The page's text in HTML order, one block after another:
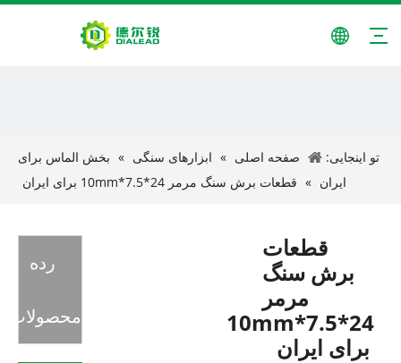
تو اینجایی: صفحه اصلی » ابزارهای سنگی » بخش الماس برای
ایران » قطعات برش سنگ مرمر 24*7.5*10mm برای ایران
رده
محصولات
قطعات
برش سنگ
مرمر
24*7.5*10mm
برای ایران